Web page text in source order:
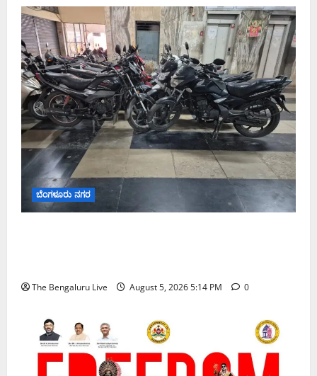
ಬೆಂಗಳೂರು ನಗರ
The Bengaluru Live August 5, 2026 5:14 PM 0